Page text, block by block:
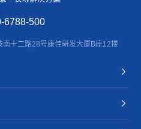
6788-500
十二路28号康佳研发大厦B座12楼